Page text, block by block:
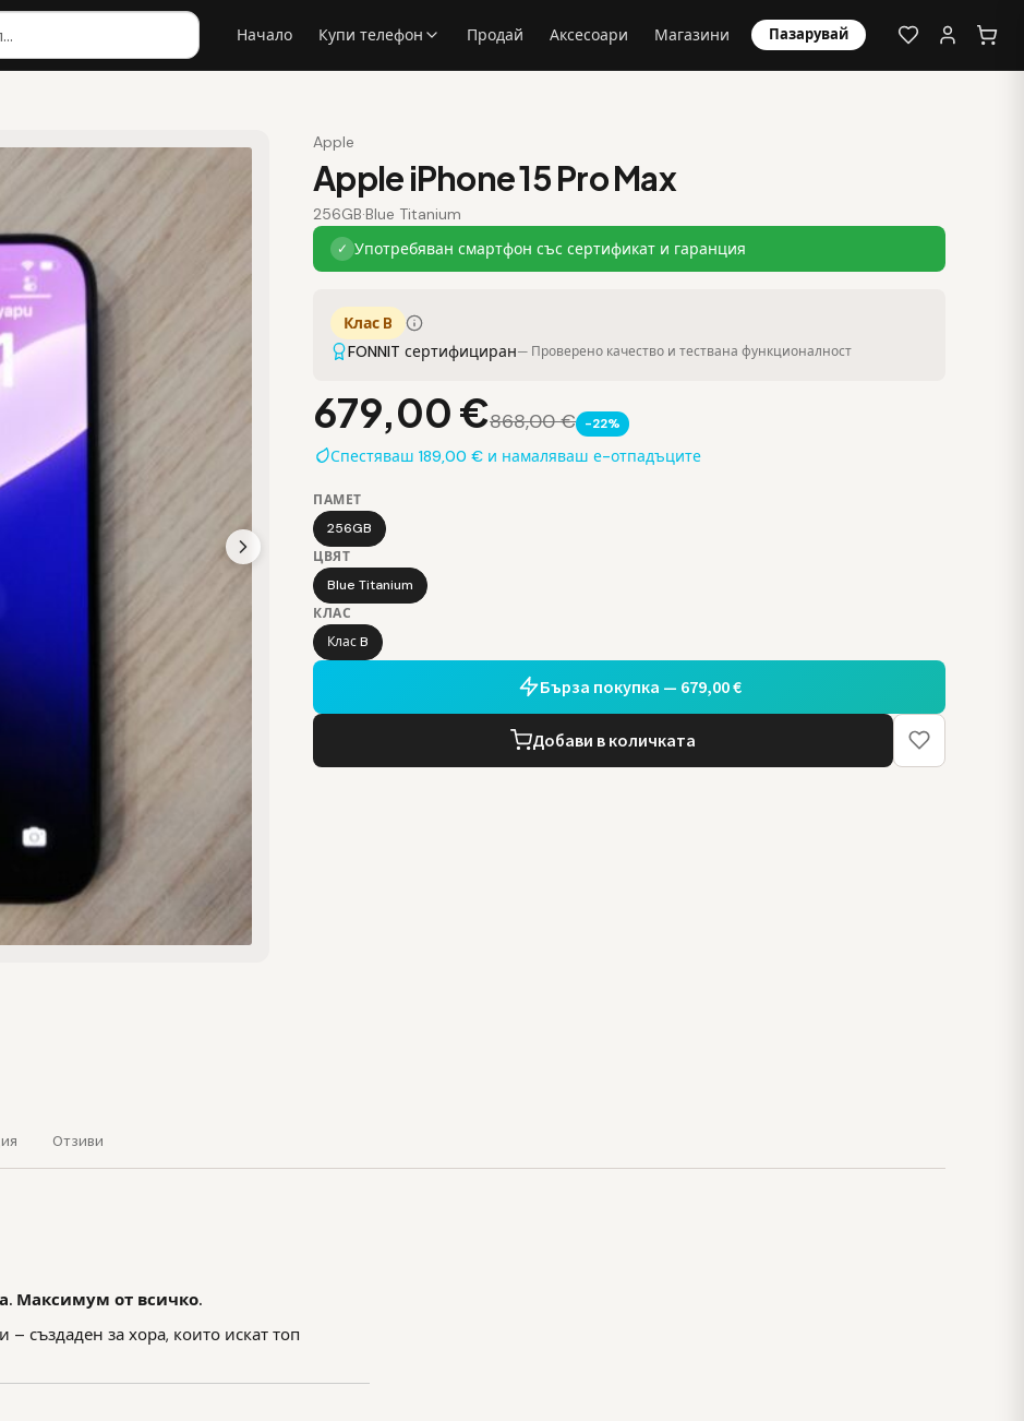
Начало Купи телефон Продай Аксесоари Магазини Пазарувай
Apple
Apple iPhone 15 Pro Max
256GB·Blue Titanium
✓ Употребяван смартфон със сертификат и гаранция
Клас B
FONNIT сертифициран— Проверено качество и тествана функционалност
679,00 €868,00 € -22%
Спестяваш 189,00 € и намаляваш е-отпадъците
ПАМЕТ
256GB
ЦВЯТ
Blue Titanium
КЛАС
Клас B
Бърза покупка — 679,00 €
Добави в количката
Отзиви
Максимум от всичко.
създаден за хора, които искат топ